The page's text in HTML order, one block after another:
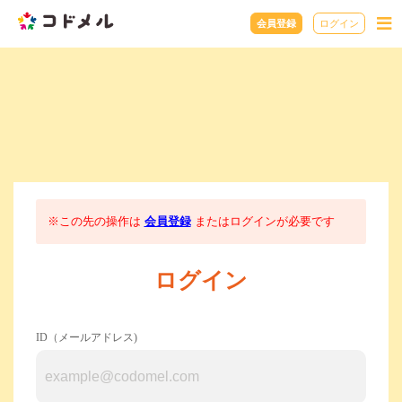
会員登録 ログイン
※この先の操作は 会員登録またはログインが必要です
ログイン
ID（メールアドレス)